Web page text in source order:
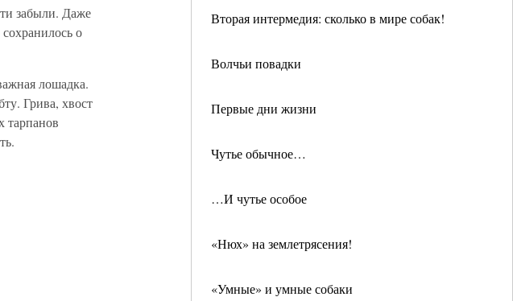
Вторая интермедия: сколько в мире собак!
Волчьи повадки
Первые дни жизни
Чутье обычное…
…И чутье особое
«Нюх» на землетрясения!
«Умные» и умные собаки
забыли. Даже
о
лошадка.
Грива, хвост
тарпанов